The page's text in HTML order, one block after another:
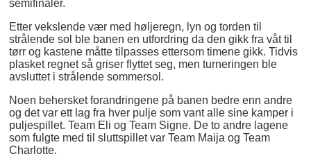
semifinaler.
Etter vekslende vær med høljeregn, lyn og torden til
strålende sol ble banen en utfordring da den gikk fra våt til
tørr og kastene måtte tilpasses ettersom timene gikk. Tidvis
plasket regnet så griser flyttet seg, men turneringen ble
avsluttet i strålende sommersol.
Noen behersket forandringene på banen bedre enn andre
og det var ett lag fra hver pulje som vant alle sine kamper i
puljespillet. Team Eli og Team Signe. De to andre lagene
som fulgte med til sluttspillet var Team Maija og Team
Charlotte.